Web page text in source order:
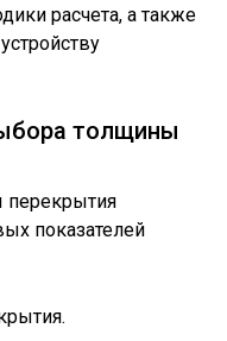
расчета, а также
толщины
перекрытия
показателей